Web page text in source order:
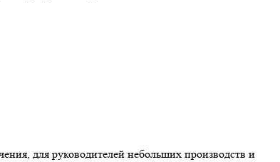
для руководителей небольших производств и